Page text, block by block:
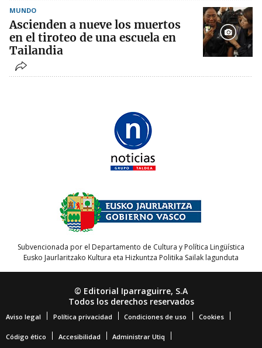
MUNDO
Ascienden a nueve los muertos
en el tiroteo de una escuela en
Tailandia
Subvencionada por el Departamento de Cultura y Política Lingüística
Eusko Jaurlaritzako Kultura eta Hizkuntza Politika Sailak lagunduta
© Editorial Iparraguirre, S.A
Todos los derechos reservados
Aviso legal Política privacidad Condiciones de uso Cookies
Código ético Accesibilidad Administrar Utiq